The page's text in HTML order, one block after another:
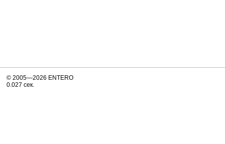
© 2005—2026 ENTERO
0.027 сек.